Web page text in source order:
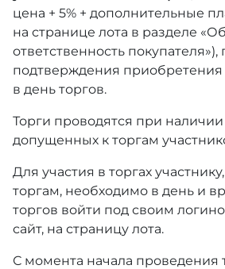
цена + 5% + дополнительные
на странице лота в разделе
ответственность покупателя»),
подтверждения приобретения
в день торгов.
Торги проводятся при
допущенных к торгам
Для участия в торгах
торгам, необходимо в день и
торгов войти под своим
сайт, на страницу лота.
С момента начала проведения